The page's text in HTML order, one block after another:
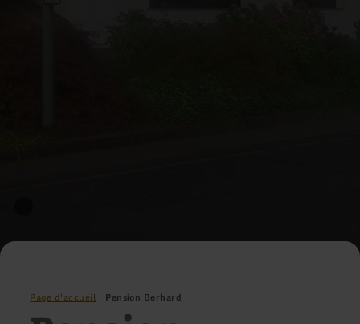
Page d'accueil Pension Berhard